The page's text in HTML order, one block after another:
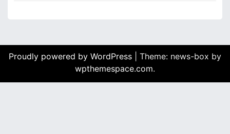
Proudly powered by WordPress
Theme: news-box by
wpthemespace.com.